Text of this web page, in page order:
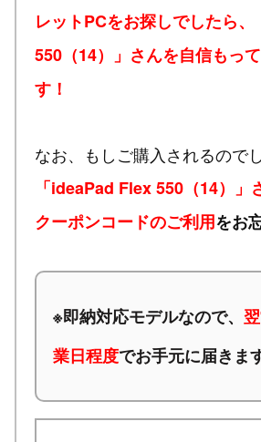
レットPCをお探しでしたら
550（14）」さんを自信もっ
す！
なお、もしご購入されるので
「ideaPad Flex 550（14）」
クーポンコードのご利用をお
※即納対応モデルなので、
業日程度でお手元に届きま